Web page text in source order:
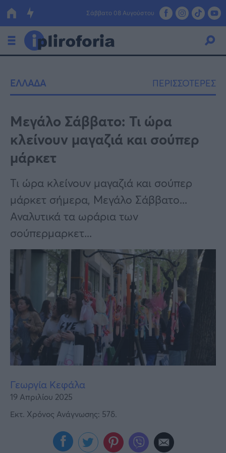
Σάββατο 08 Αυγούστου
Οικονομία
Πολιτική
Τράπεζες
Επιδοτήσεις
ΕΣΠΑ
Κόσμος
Lifestyle
Αθλητικά
Υγεία
Γυναίκα
Καιρός
ΕΛΛΑΔΑ ΠΕΡΙΣΣΟΤΕΡΕΣ
Μεγάλο Σάββατο: Τι ώρα
κλείνουν μαγαζιά και σούπερ
μάρκετ
Τι ώρα κλείνουν μαγαζιά και σούπερ
μάρκετ σήμερα, Μεγάλο Σάββατο...
Αναλυτικά τα ωράρια των
σούπερμαρκετ...
Γεωργία Κεφάλα
19 Απριλίου 2025
Εκτ. Χρόνος Ανάγνωσης: 57δ.